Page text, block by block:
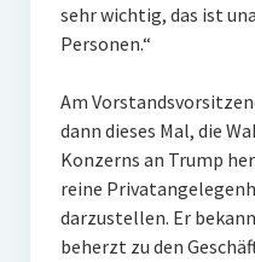
sehr wichtig, das ist
Personen.“
Am
dann dieses Mal, die
Konzerns an Trump
reine
darzustellen. Er
beherzt zu den